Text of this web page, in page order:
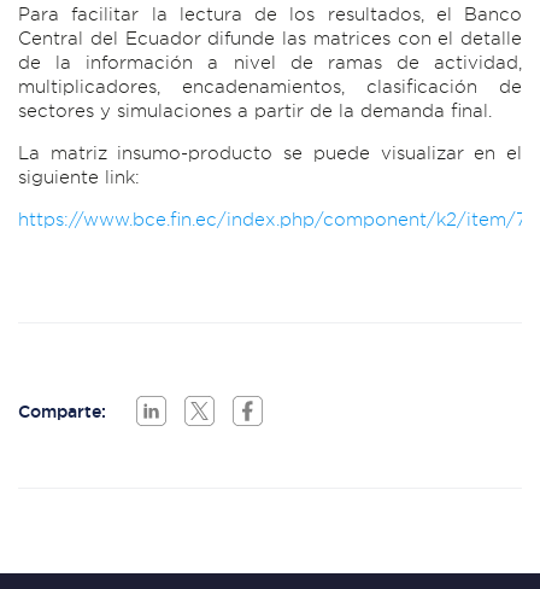
Para facilitar la lectura de los resultados, el Banco
Central del Ecuador difunde las matrices con el detalle
de la información a nivel de ramas de actividad,
multiplicadores, encadenamientos, clasificación de
sectores y simulaciones a partir de la demanda final.
La matriz insumo-producto se puede visualizar en el
siguiente link:
https://www.bce.fin.ec/index.php/component/k2/item/
Comparte: